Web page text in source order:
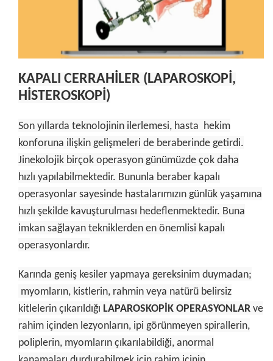
KAPALI CERRAHİLER (LAPAROSKOPİ,
HİSTEROSKOPİ)
Son yıllarda teknolojinin ilerlemesi, hasta hekim
konforuna ilişkin gelişmeleri de beraberinde getirdi.
Jinekolojik birçok operasyon günümüzde çok daha
hızlı yapılabilmektedir. Bununla beraber kapalı
operasyonlar sayesinde hastalarımızın günlük yaşamına
hızlı şekilde kavuşturulması hedeflenmektedir. Buna
imkan sağlayan tekniklerden en önemlisi kapalı
operasyonlardır.
Karında geniş kesiler yapmaya gereksinim duymadan;
myomların, kistlerin, rahmin veya natürü belirsiz
kitlelerin çıkarıldığı LAPAROSKOPİK OPERASYONLAR ve
rahim içinden lezyonların, ipi görünmeyen spirallerin,
poliplerin, myomların çıkarılabildiği, anormal